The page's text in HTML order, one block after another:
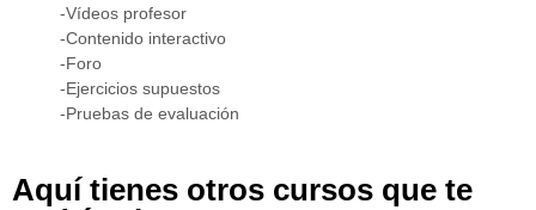
-Vídeos profesor
-Contenido interactivo
-Foro
-Ejercicios supuestos
-Pruebas de evaluación
Aquí tienes otros cursos que te